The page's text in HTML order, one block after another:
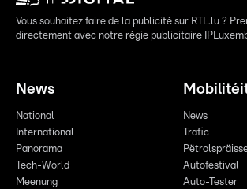
Vous souhaitez faire de la publicité sur RTL.lu ?
directement avec notre régie publicitaire
News
National
International
Panorama
Tech-World
Meenung
News
Trafic
Autofestival
Auto-Tester